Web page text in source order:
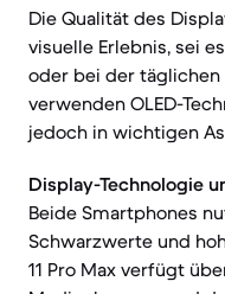
Die Qualität des
visuelle Erlebnis, sei
oder bei der täglichen
verwenden OLED-
jedoch in wichtigen
Display-Technologie
Beide Smartphones
Schwarzwerte und
11 Pro Max verfügt